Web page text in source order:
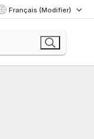
Français (Modifier)